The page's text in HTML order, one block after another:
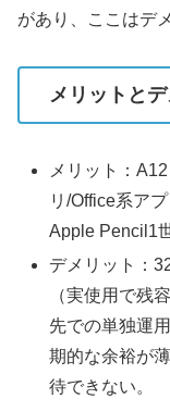
があり、ここはデ
メリットとデ
メリット：
リ/Office系ア
Apple Pencil1
デメリット：
（実使用で残
先での単独運
期的な余裕が
待できない。